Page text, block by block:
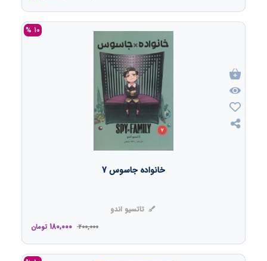
10 %
خانواده جاسوس 7
تاتسیو اندو
200,000
180,000 تومان